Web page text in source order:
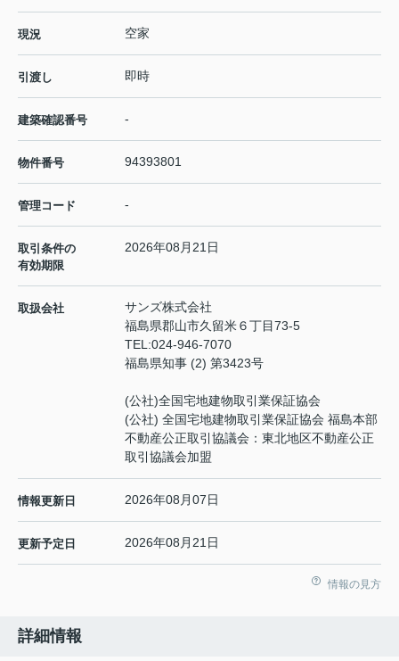
現況 空家
引渡し 即時
建築確認番号 -
物件番号 94393801
管理コード -
取引条件の
有効期限
2026年08月21日
取扱会社
サンズ株式会社
福島県郡山市久留米６丁目73-5
TEL:024-946-7070
福島県知事 (2) 第3423号
(公社)全国宅地建物取引業保証協会
(公社) 全国宅地建物取引業保証協会 福島本部
不動産公正取引協議会：東北地区不動産公正
取引協議会加盟
情報更新日 2026年08月07日
更新予定日 2026年08月21日
情報の見方
詳細情報